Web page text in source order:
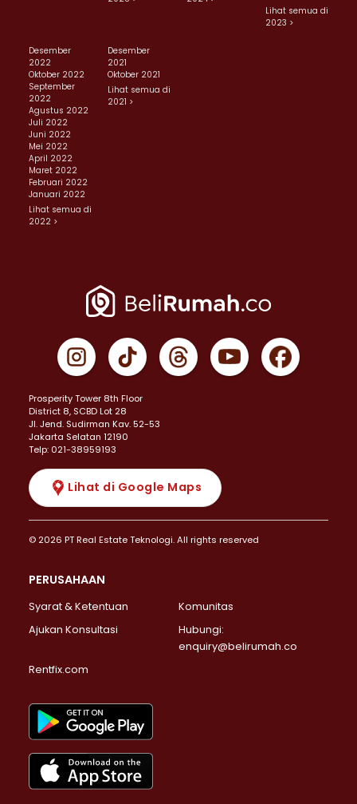
Lihat semua di
2023 >
Desember
2022
Oktober 2022
September
2022
Agustus 2022
Juli 2022
Juni 2022
Mei 2022
April 2022
Maret 2022
Februari 2022
Januari 2022
Lihat semua di
2022 >
Desember
2021
Oktober 2021
Lihat semua di
2021 >
Prosperity Tower 8th Floor
District 8, SCBD Lot 28
JI. Jend. Sudirman Kav. 52-53
Jakarta Selatan 12190
Telp: 021-38959193
Lihat di Google Maps
© 2026 PT Real Estate Teknologi. All rights reserved
PERUSAHAAN
Syarat & Ketentuan
Komunitas
Ajukan Konsultasi
Hubungi:
enquiry@belirumah.co
Rentfix.com